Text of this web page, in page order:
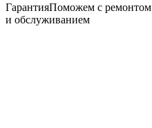
ГарантияПоможем с ремонтом
и обслуживанием